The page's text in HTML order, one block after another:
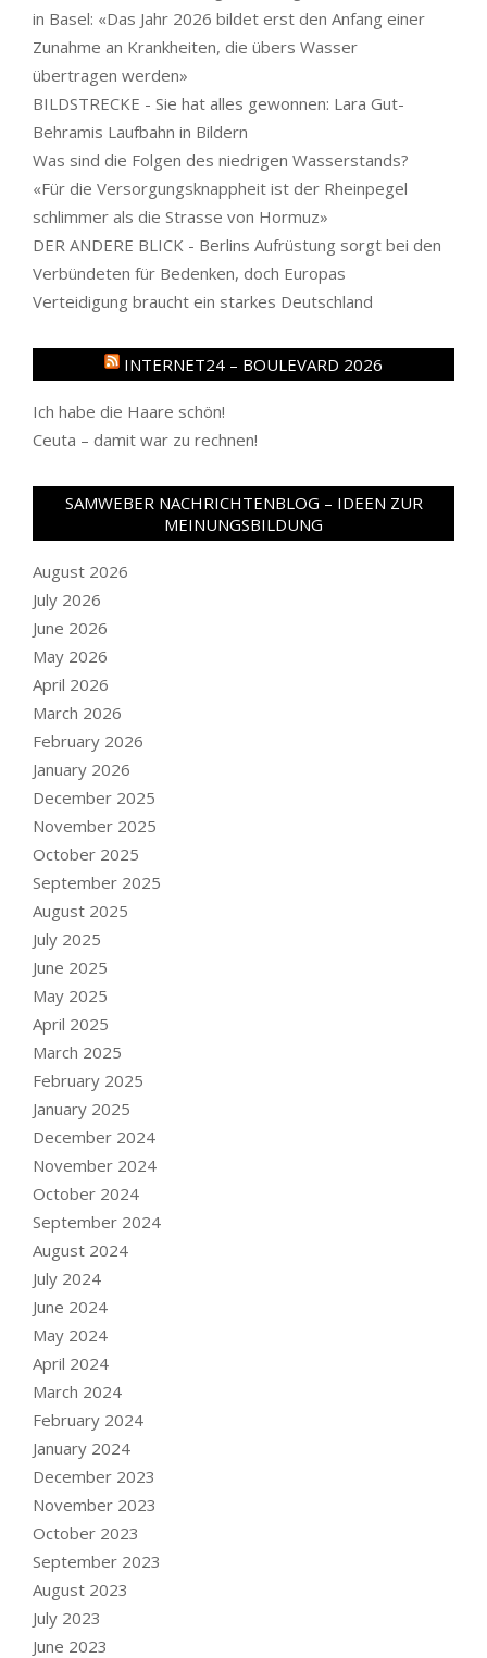
in Basel: «Das Jahr 2026 bildet erst den Anfang einer
Zunahme an Krankheiten, die übers Wasser
übertragen werden»
BILDSTRECKE - Sie hat alles gewonnen: Lara Gut-
Behramis Laufbahn in Bildern
Was sind die Folgen des niedrigen Wasserstands?
«Für die Versorgungsknappheit ist der Rheinpegel
schlimmer als die Strasse von Hormuz»
DER ANDERE BLICK - Berlins Aufrüstung sorgt bei den
Verbündeten für Bedenken, doch Europas
Verteidigung braucht ein starkes Deutschland
INTERNET24 – BOULEVARD 2026
Ich habe die Haare schön!
Ceuta – damit war zu rechnen!
SAMWEBER NACHRICHTENBLOG – IDEEN ZUR
MEINUNGSBILDUNG
August 2026
July 2026
June 2026
May 2026
April 2026
March 2026
February 2026
January 2026
December 2025
November 2025
October 2025
September 2025
August 2025
July 2025
June 2025
May 2025
April 2025
March 2025
February 2025
January 2025
December 2024
November 2024
October 2024
September 2024
August 2024
July 2024
June 2024
May 2024
April 2024
March 2024
February 2024
January 2024
December 2023
November 2023
October 2023
September 2023
August 2023
July 2023
June 2023